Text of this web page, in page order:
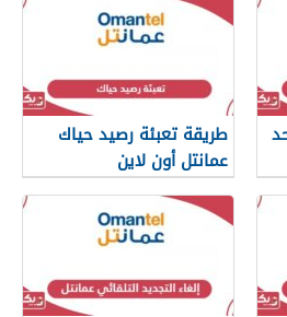
طريقة تعبئة رصيد حياك
عمانتل أون لاين